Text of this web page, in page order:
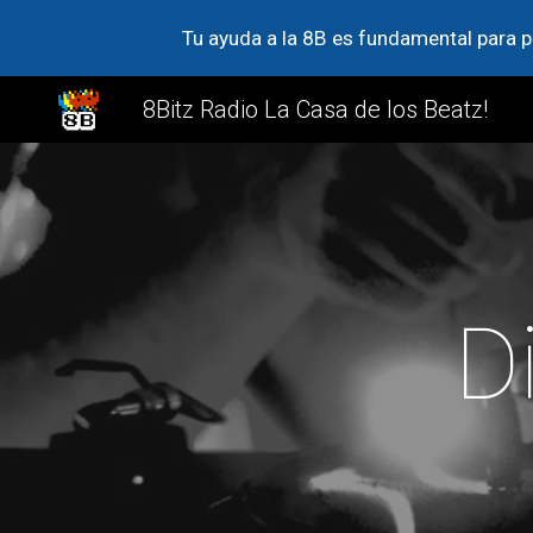
Tu ayuda a la 8B es fundamental
8Bitz Radio La Casa de los Beatz!